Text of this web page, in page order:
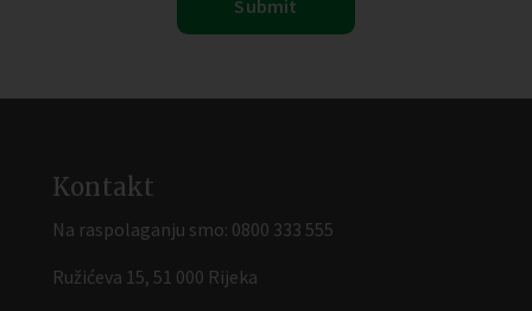
Kontakt
Na raspolaganju smo: 0800 333 555
Ružićeva 15, 51 000 Rijeka